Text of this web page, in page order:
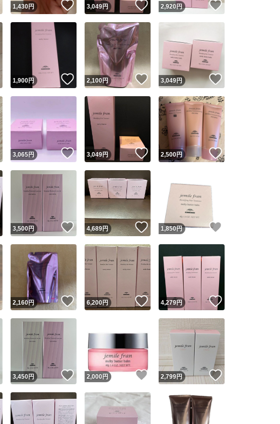
いいね！
1,430円 いいね！
3,049円 いいね！
2,920円 いいね！
いいね！
1,900円 いいね！
2,100円 いいね！
3,049円
いいね！
3,065円 いいね！
3,049円 いいね！
2,500円 いいね！
いいね！
3,500円 いいね！
4,689円 いいね！
1,850円
いいね！
2,160円 いいね！
6,200円 いいね！
4,279円
いいね！
3,450円 いいね！
2,000 円 いいね！
2,799円